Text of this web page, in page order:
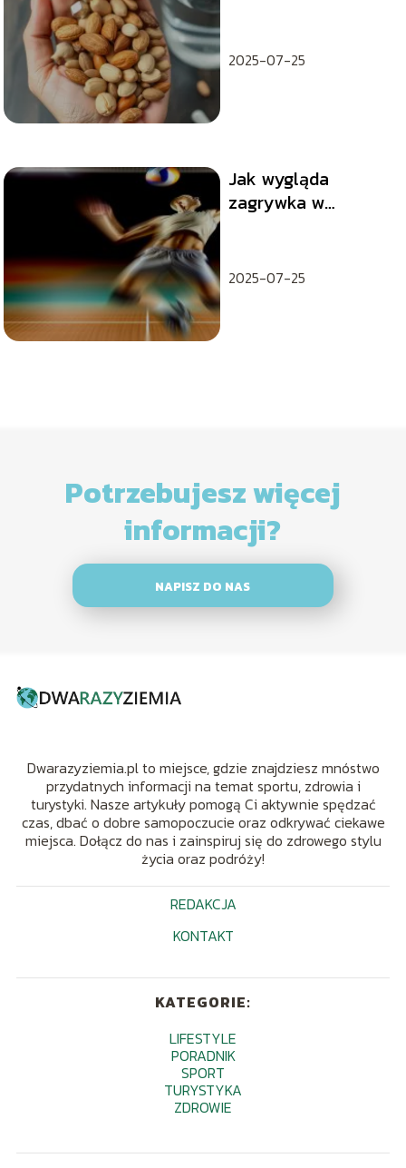
pytania
2025-07-25
Jak wygląda
zagrywka w
2025-07-25
Potrzebujesz więcej
informacji?
NAPISZ DO NAS
Dwarazyziemia.pl to miejsce, gdzie znajdziesz mnóstwo
przydatnych informacji na temat sportu, zdrowia i
turystyki. Nasze artykuły pomogą Ci aktywnie spędzać
czas, dbać o dobre samopoczucie oraz odkrywać ciekawe
miejsca. Dołącz do nas i zainspiruj się do zdrowego stylu
życia oraz podróży!
REDAKCJA
KONTAKT
KATEGORIE:
LIFESTYLE
PORADNIK
SPORT
TURYSTYKA
ZDROWIE